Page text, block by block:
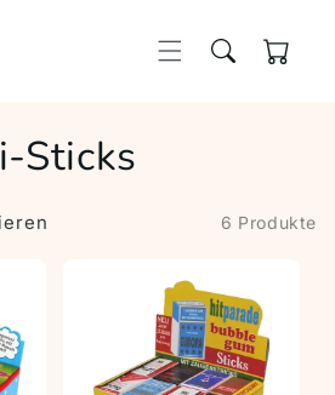
Warenkorb
Sticks
6 Produkte